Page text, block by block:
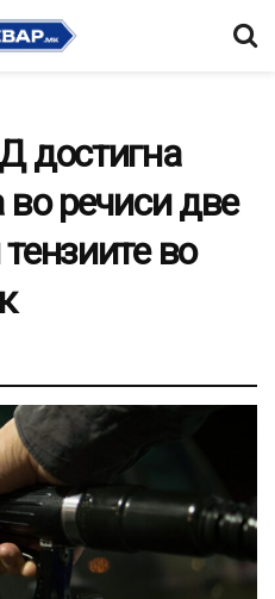
достигна
во речиси две
во